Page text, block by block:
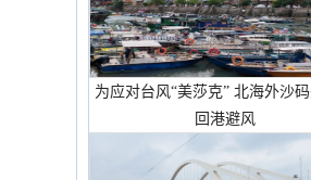
为应对台风“美莎克” 北海外沙
回港避风